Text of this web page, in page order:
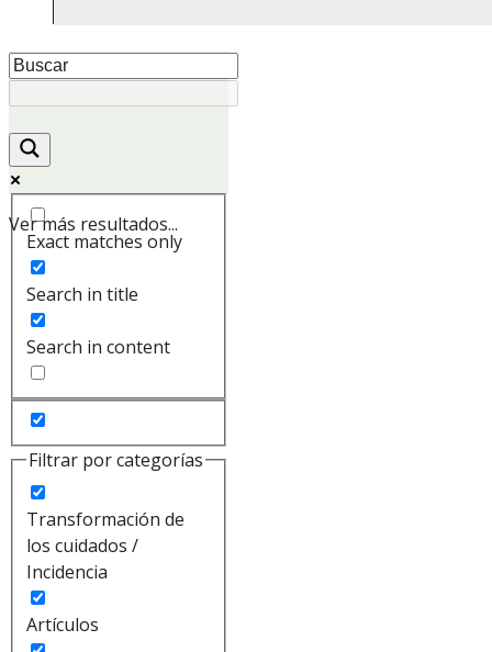
Ver más resultados...
Exact matches only
Search in title
Search in content
Filtrar por categorías
Transformación de
los cuidados /
Incidencia
Artículos